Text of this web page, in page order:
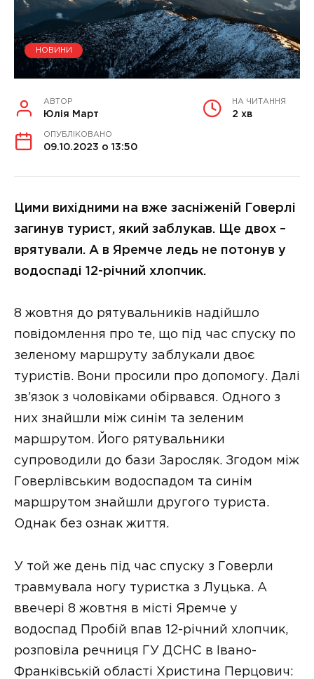
НОВИНИ
АВТОР
Юлія Март
НА ЧИТАННЯ
2 хв
ОПУБЛІКОВАНО
09.10.2023 о 13:50
Цими вихідними на вже засніженій Говерлі
загинув турист, який заблукав. Ще двох –
врятували. А в Яремче ледь не потонув у
водоспаді 12-річний хлопчик.
8 жовтня до рятувальників надійшло
повідомлення про те, що під час спуску по
зеленому маршруту заблукали двоє
туристів. Вони просили про допомогу. Далі
зв’язок з чоловіками обірвався. Одного з
них знайшли між синім та зеленим
маршрутом. Його рятувальники
супроводили до бази Заросляк. Згодом між
Говерлівським водоспадом та синім
маршрутом знайшли другого туриста.
Однак без ознак життя.
У той же день під час спуску з Говерли
травмувала ногу туристка з Луцька. А
ввечері 8 жовтня в місті Яремче у
водоспад Пробій впав 12-річний хлопчик,
розповіла речниця ГУ ДСНС в Івано-
Франківській області Христина Перцович: